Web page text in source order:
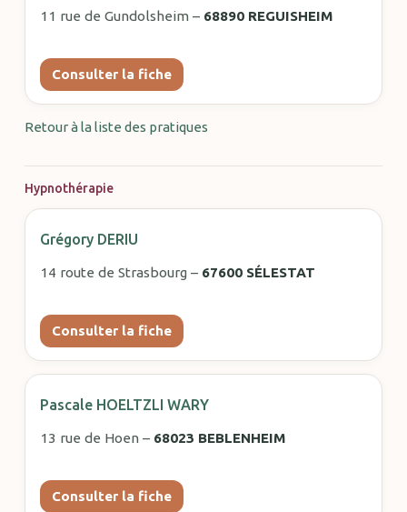
11 rue de Gundolsheim – 68890 REGUISHEIM
Consulter la fiche
Retour à la liste des pratiques
Hypnothérapie
Grégory DERIU
14 route de Strasbourg – 67600 SÉLESTAT
Consulter la fiche
Pascale HOELTZLI WARY
13 rue de Hoen – 68023 BEBLENHEIM
Consulter la fiche